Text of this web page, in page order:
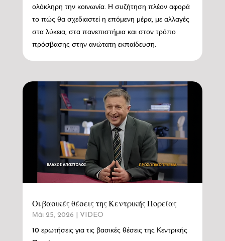
ολόκληρη την κοινωνία. Η συζήτηση πλέον αφορά
το πώς θα σχεδιαστεί η επόμενη μέρα, με αλλαγές
στα λύκεια, στα πανεπιστήμια και στον τρόπο
πρόσβασης στην ανώτατη εκπαίδευση.
Οι βασικές θέσεις της Κεντρικής Πορείας
Μάι 25, 2026 VIDEO
10 ερωτήσεις για τις βασικές θέσεις της Κεντρικής